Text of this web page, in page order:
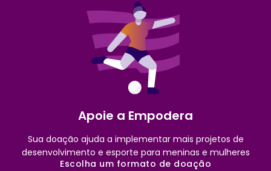
Apoie a Empodera
Sua doação ajuda a implementar mais projetos de
desenvolvimento e esporte para meninas e mulheres
Escolha um formato de doação